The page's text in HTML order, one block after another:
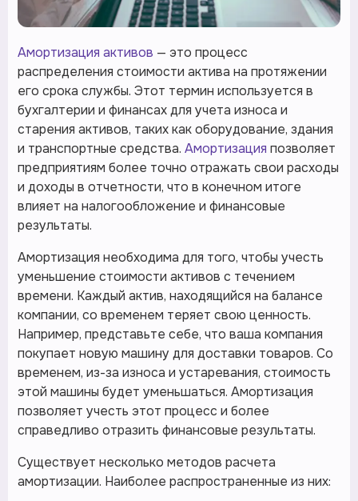
Амортизация активов — это процесс
распределения стоимости актива на протяжении
его срока службы. Этот термин используется в
бухгалтерии и финансах для учета износа и
старения активов, таких как оборудование, здания
и транспортные средства. Амортизация позволяет
предприятиям более точно отражать свои расходы
и доходы в отчетности, что в конечном итоге
влияет на налогообложение и финансовые
результаты.
Амортизация необходима для того, чтобы учесть
уменьшение стоимости активов с течением
времени. Каждый актив, находящийся на балансе
компании, со временем теряет свою ценность.
Например, представьте себе, что ваша компания
покупает новую машину для доставки товаров. Со
временем, из-за износа и устаревания, стоимость
этой машины будет уменьшаться. Амортизация
позволяет учесть этот процесс и более
справедливо отразить финансовые результаты.
Существует несколько методов расчета
амортизации. Наиболее распространенные из них: